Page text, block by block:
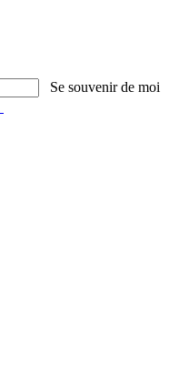
Se souvenir de moi